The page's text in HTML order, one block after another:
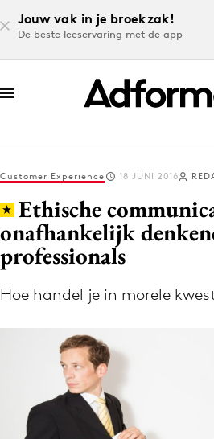
Jouw vak in je broekzak!
De beste leeservaring met de app
Log in
Volg het laatste nieuws
Nieuws
Menu
Customer Experience 18 JUNI 2016
Ethische
onafhankelijk
professionals
Hoe handel je in morele